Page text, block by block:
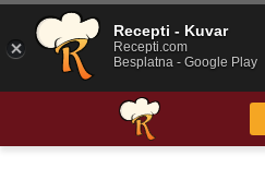
Recepti - Kuvar
Recepti.com
Besplatna - Google Play